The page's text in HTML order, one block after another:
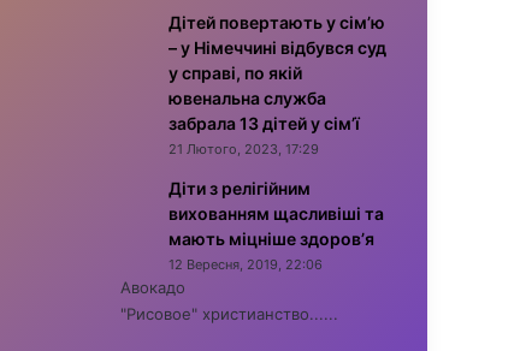
Дітей повертають у сім’ю
– у Німеччині відбувся суд
у справі, по якій
ювенальна служба
забрала 13 дітей у сім’ї
21 Лютого, 2023, 17:29
Діти з релігійним
вихованням щасливіші та
мають міцніше здоров’я
12 Вересня, 2019, 22:06
Авокадо
"Рисовое" христианство......